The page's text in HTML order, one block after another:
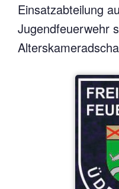
Einsatzabteilung
Jugendfeuerwehr